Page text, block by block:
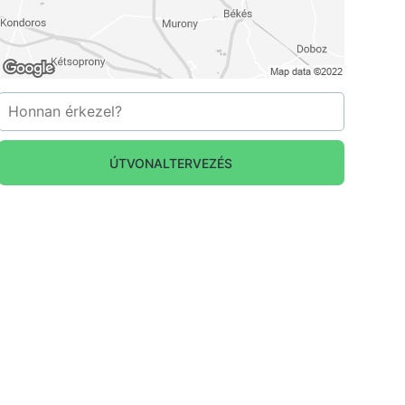
ÚTVONALTERVEZÉS